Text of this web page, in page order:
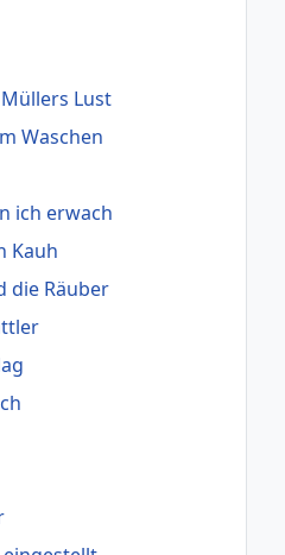
Lust
Waschen
ich erwach
Kauh
die Räuber